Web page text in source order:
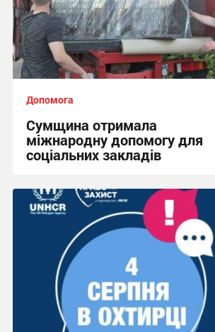
Допомога
Сумщина отримала
міжнародну допомогу для
соціальних закладів
08:45, 31.07.2026